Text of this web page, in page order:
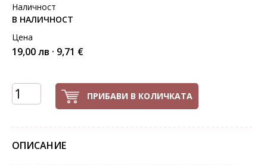
Наличност
В НАЛИЧНОСТ
Цена
19,00 лв · 9,71 €
ПРИБАВИ В КОЛИЧКАТА
ОПИСАНИЕ